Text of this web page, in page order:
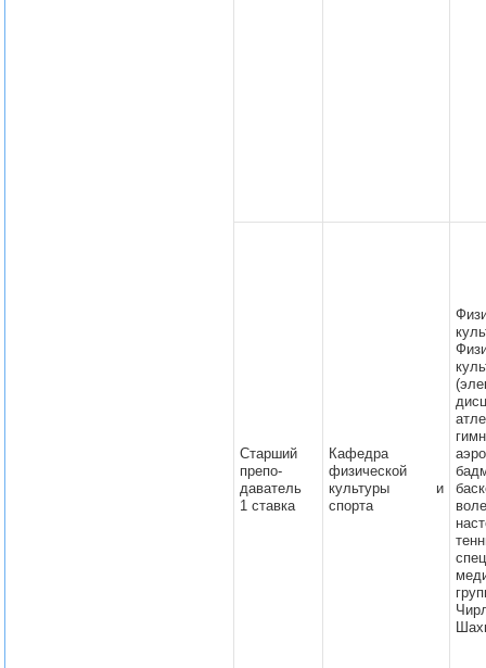
Старший
препо-
даватель
1 ставка
Кафедра
физической
культуры и
спорта